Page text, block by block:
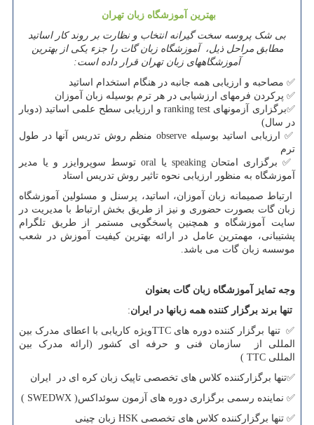
بهترین آموزشگاه زبان تهران
بی شک پروسه سخت گیرانه انتخاب و نظارت بر روند کار اساتید
مطابق مراحل ذیل، آموزشگاه زبان گات را جزء یکی از بهترین
آموزشگاههای زبان تهران قرار داده است:
✅ مصاحبه و ارزیابی همه جانبه در هنگام استخدام اساتید
✅ پرکردن فرمهای ارزشیابی در هر ترم بوسیله زبان آموزان
✅برگزاری آزمونهای ranking testو ارزیابی سطح علمی اساتید (دوبار
در سال)
✅ ارزیابی اساتید بوسیله observe منظم روش تدریس آنها در طول
ترم
✅ برگزاری امتحان speaking یا oral توسط سوپروایزر و یا مدیر
آموزشگاه به منظور ارزیابی نحوه تاثیر روش تدریس استاد
ارتباط صمیمانه زبان آموزان، اساتید، پرسنل و مسئولین آموزشگاه
زبان گات بصورت حضوری و نیز از طریق بخش ارتباط با مدیریت در
سایت آموزشگاه و همچنین پاسخگویی مستمر از طریق تلگرام
پشتیبانی، مهمترین عامل در ارائه بهترین کیفیت آموزش در شعب
موسسه زبان گات می باشد.
وجه تمایز آموزشگاه زبان گات بعنوان
تنها برند برگزار کننده همه زبانها در ایران:
✅تنها برگزار کننده دوره های TTCویژه کاریابی با اعطای مدرک بین
المللی از سازمان فنی و حرفه ای کشور (ارائه مدرک بین
المللی TTC
)
✅تنها برگزارکننده کلاس های تخصصی تاپیک زبان کره ای در ایران
✅ نماینده رسمی برگزاری دوره های آزمون سوئداکس( SWEDWX
)
✅ تنها برگزارکننده کلاس های تخصصی HSK زبان چینی